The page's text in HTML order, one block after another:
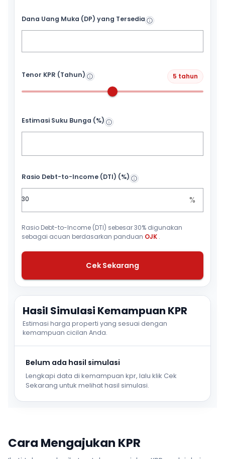
Dana Uang Muka (DP) yang Tersedia
Tenor KPR (Tahun) 5 tahun
Estimasi Suku Bunga (%)
Rasio Debt-to-Income (DTI) (%)
%
Rasio Debt-to-Income (DTI) sebesar 30% digunakan
sebagai acuan berdasarkan panduan OJK .
Cek Sekarang
Hasil Simulasi Kemampuan KPR
Estimasi harga properti yang sesuai dengan
kemampuan cicilan Anda.
Belum ada hasil simulasi
Lengkapi data di kemampuan kpr, lalu klik Cek
Sekarang untuk melihat hasil simulasi.
Cara Mengajukan KPR